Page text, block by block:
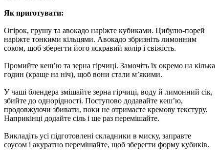
Як приготувати:
Огірок, грушу та авокадо наріжте кубиками. Цибулю-порей
наріжте тонкими кільцями. Авокадо збризніть лимонним
соком, щоб зберегти його яскравий колір і свіжість.
Промийте кеш’ю та зерна гірчиці. Замочіть їх окремо на кілька
годин (краще на ніч), щоб вони стали м’якими.
У чаші блендера змішайте зерна гірчиці, воду й лимонний сік,
збийте до однорідності. Поступово додавайте кеш’ю,
продовжуючи збивати, поки не отримаєте кремову текстуру.
Наприкінці додайте сіль і ще раз перемішайте.
Викладіть усі підготовлені складники в миску, заправте
соусом і акуратно перемішайте, щоб зберегти форму кубиків.